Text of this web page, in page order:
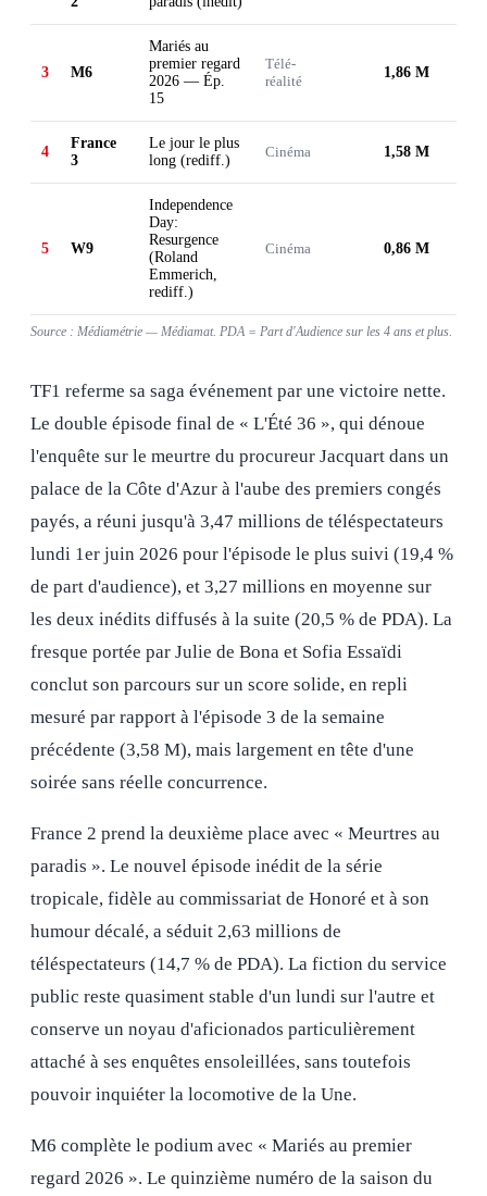
3 M6
Mariés au
premier regard
2026 — Ép.
15
Télé-
réalité
1,86 M
4
France
3
Le jour le plus
long (rediff.)
Cinéma 1,58 M
5 W9
Independence
Day:
Resurgence
(Roland
Emmerich,
rediff.)
Cinéma 0,86 M
Source : Médiamétrie — Médiamat. PDA = Part d'Audience sur les 4 ans et plus.
TF1 referme sa saga événement par une victoire nette.
Le double épisode final de « L'Été 36 », qui dénoue
l'enquête sur le meurtre du procureur Jacquart dans un
palace de la Côte d'Azur à l'aube des premiers congés
payés, a réuni jusqu'à 3,47 millions de téléspectateurs
lundi 1er juin 2026 pour l'épisode le plus suivi (19,4 %
de part d'audience), et 3,27 millions en moyenne sur
les deux inédits diffusés à la suite (20,5 % de PDA). La
fresque portée par Julie de Bona et Sofia Essaïdi
conclut son parcours sur un score solide, en repli
mesuré par rapport à l'épisode 3 de la semaine
précédente (3,58 M), mais largement en tête d'une
soirée sans réelle concurrence.
France 2 prend la deuxième place avec « Meurtres au
paradis ». Le nouvel épisode inédit de la série
tropicale, fidèle au commissariat de Honoré et à son
humour décalé, a séduit 2,63 millions de
téléspectateurs (14,7 % de PDA). La fiction du service
public reste quasiment stable d'un lundi sur l'autre et
conserve un noyau d'aficionados particulièrement
attaché à ses enquêtes ensoleillées, sans toutefois
pouvoir inquiéter la locomotive de la Une.
M6 complète le podium avec « Mariés au premier
regard 2026 ». Le quinzième numéro de la saison du